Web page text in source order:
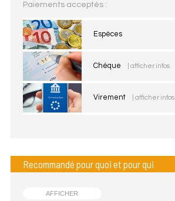
Paiements acceptés :
Espèces
Chèque | afficher infos
Virement | afficher infos
Recommandé pour quoi et pour qui
AFFICHER